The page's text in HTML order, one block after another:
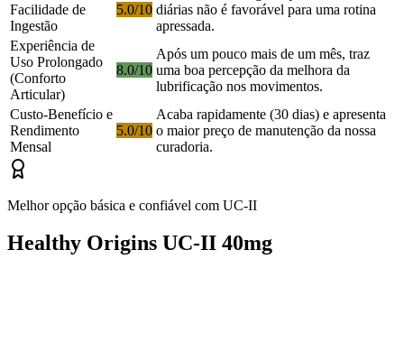
Facilidade de
Ingestão
5.0/10 diárias não é favorável para uma rotina
apressada.
Experiência de
Uso Prolongado
(Conforto
Articular)
8.0/10
Após um pouco mais de um mês, traz
uma boa percepção da melhora da
lubrificação nos movimentos.
Custo-Benefício e
Rendimento
Mensal
5.0/10
Acaba rapidamente (30 dias) e apresenta
o maior preço de manutenção da nossa
curadoria.
Melhor opção básica e confiável com UC-II
Healthy Origins UC-II 40mg